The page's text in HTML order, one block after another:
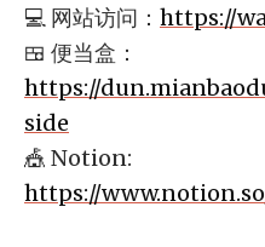
💻 网站访问： https://
🍱 便当盒：
https://
side
🎪 Notion:
https://